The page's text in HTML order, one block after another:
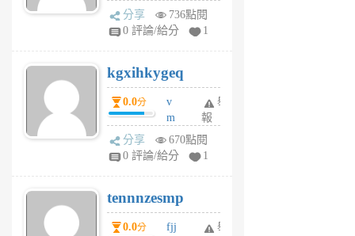
wi
w
6
個
月
前
分享
736點閱
0 評論/給分
1
kgxihkygeq
0.0分
v
m
sg
sr
6
個
月
舉
報
分享
670點閱
0 評論/給分
1
tennnzesmp
0.0分
fjj
舉